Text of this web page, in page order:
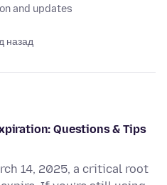
and updates
назад
Questions & Tips
14, 2025, a critical root